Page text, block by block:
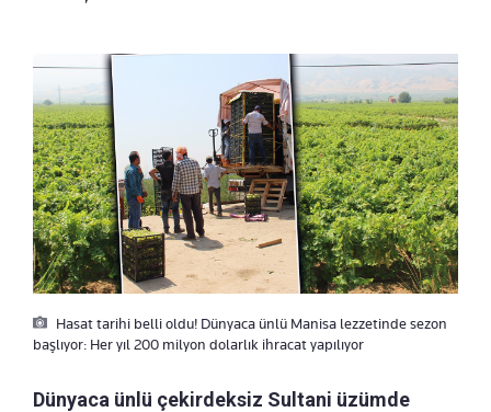
Hasat tarihi belli oldu! Dünyaca ünlü Manisa lezzetinde sezon
başlıyor: Her yıl 200 milyon dolarlık ihracat yapılıyor
Dünyaca ünlü çekirdeksiz Sultani üzümde